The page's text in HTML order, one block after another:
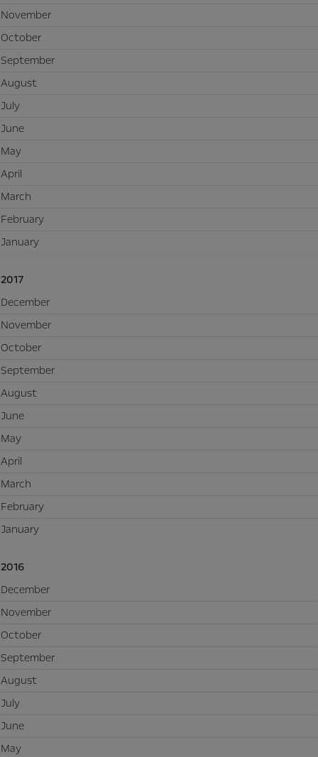
November
October
September
August
July
June
May
April
March
February
January
2017
December
November
October
September
August
June
May
April
March
February
January
2016
December
November
October
September
August
July
June
May